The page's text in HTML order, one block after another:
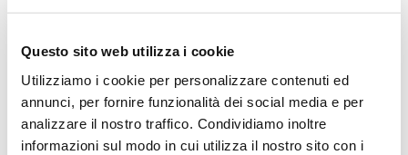
Questo sito web utilizza i cookie
Utilizziamo i cookie per personalizzare contenuti ed
annunci, per fornire funzionalità dei social media e per
analizzare il nostro traffico. Condividiamo inoltre
informazioni sul modo in cui utilizza il nostro sito con i
del gas ricada sui costi energetici, a
spiegato il ministro dell’Ambiente e della
Sicurezza energetica dell’Italia Gilberto
Pichetto Fratin.